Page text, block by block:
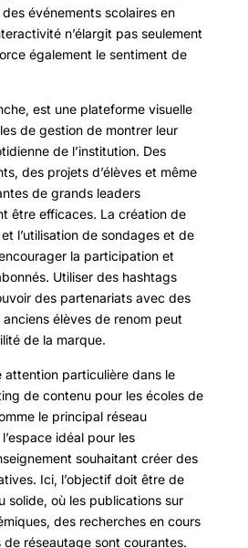
événements scolaires en
n’élargit pas seulement
également le sentiment de
est une plateforme visuelle
de gestion de montrer leur
de l’institution. Des
des projets d’élèves et même
de grands leaders
être efficaces. La création de
l’utilisation de sondages et de
la participation et
Utiliser des hashtags
des partenariats avec des
élèves de renom peut
de la marque.
attention particulière dans le
de contenu pour les écoles de
le principal réseau
idéal pour les
souhaitant créer des
Ici, l’objectif doit être de
solide, où les publications sur
des recherches en cours
réseautage sont courantes.